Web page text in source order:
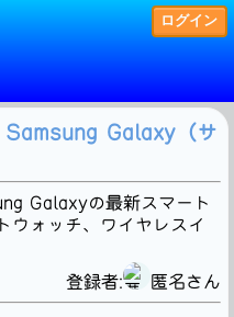
ログイン
です。1Hit!
Galaxy（サ
Galaxyの最新スマート
ウォッチ、ワイヤレスイ
登録者:
匿名さん